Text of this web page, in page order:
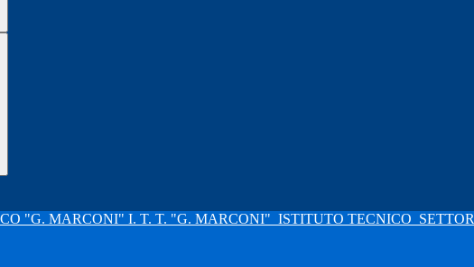
I. T. T. "G. MARCONI" ISTITUTO TECNICO